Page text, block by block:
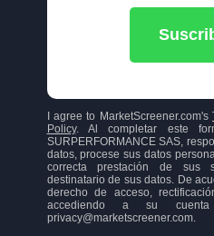
I agree to MarketScreener.com's
Policy. Al completar este
SURPERFORMANCE SAS,
datos, procese sus datos
correcta prestación de sus
destinatario de sus datos. De
derecho de acceso,
accediendo a su
privacy@marketscreener.com.